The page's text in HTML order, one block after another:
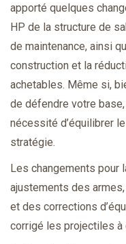
apporté quelques
HP de la structure de
de maintenance, ainsi
construction et la
achetables. Même si,
de défendre votre
nécessité d’équilibrer
stratégie.
Les changements pour
ajustements des
et des corrections
corrigé les projectiles à